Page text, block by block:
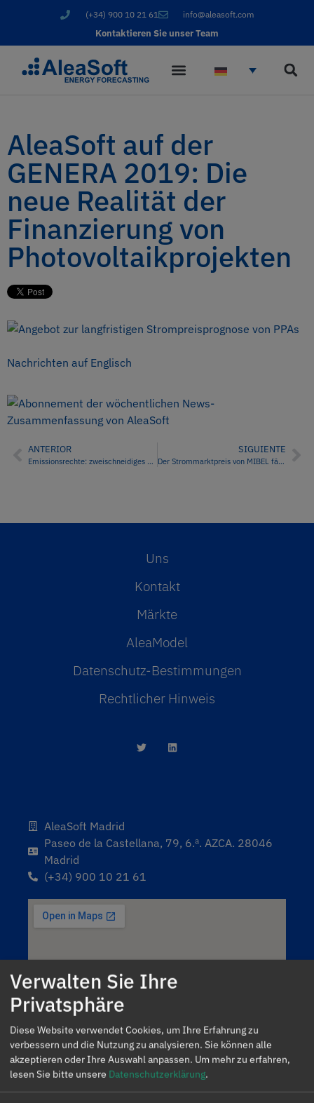
(+34) 900 10 21 61 info@aleasoft.com
Kontaktieren Sie unser Team
AleaSoft auf der
GENERA 2019: Die
neue Realität der
Finanzierung von
Photovoltaikprojekten
Nachrichten auf Englisch
ANTERIOR
Emissionsrechte: zweischneidiges Schwert gegen den Klimawandel
SIGUIENTE
Der Strommarktpreis von MIBEL fällt diese Woche, ist aber der höchste in Europa.
Uns
Kontakt
Märkte
AleaModel
Datenschutz-Bestimmungen
Rechtlicher Hinweis
AleaSoft Madrid
Paseo de la Castellana, 79, 6.ª. AZCA. 28046
Madrid
(+34) 900 10 21 61
Verwalten Sie Ihre
Privatsphäre
Diese Website verwendet Cookies, um Ihre Erfahrung zu
verbessern und die Nutzung zu analysieren. Sie können alle
akzeptieren oder Ihre Auswahl anpassen. Um mehr zu erfahren,
lesen Sie bitte unsere Datenschutzerklärung.